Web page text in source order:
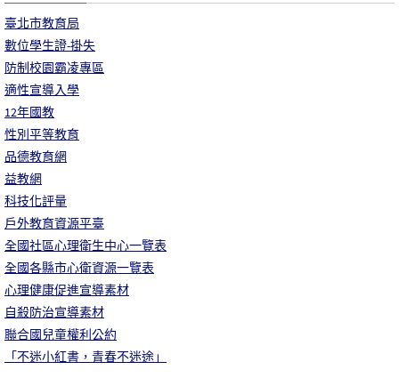
臺北市教育局
數位學生證-掛失
防制校園霸凌專區
適性宣導入學
12年國教
性別平等教育
品德教育網
益教網
科技化評量
戶外教育資源平臺
全國社區心理衛生中心一覽表
全國各縣市心衛資源一覽表
心理健康促進宣導素材
自殺防治宣導素材
聯合國兒童權利公約
「不迷小紅書，青春不迷途」